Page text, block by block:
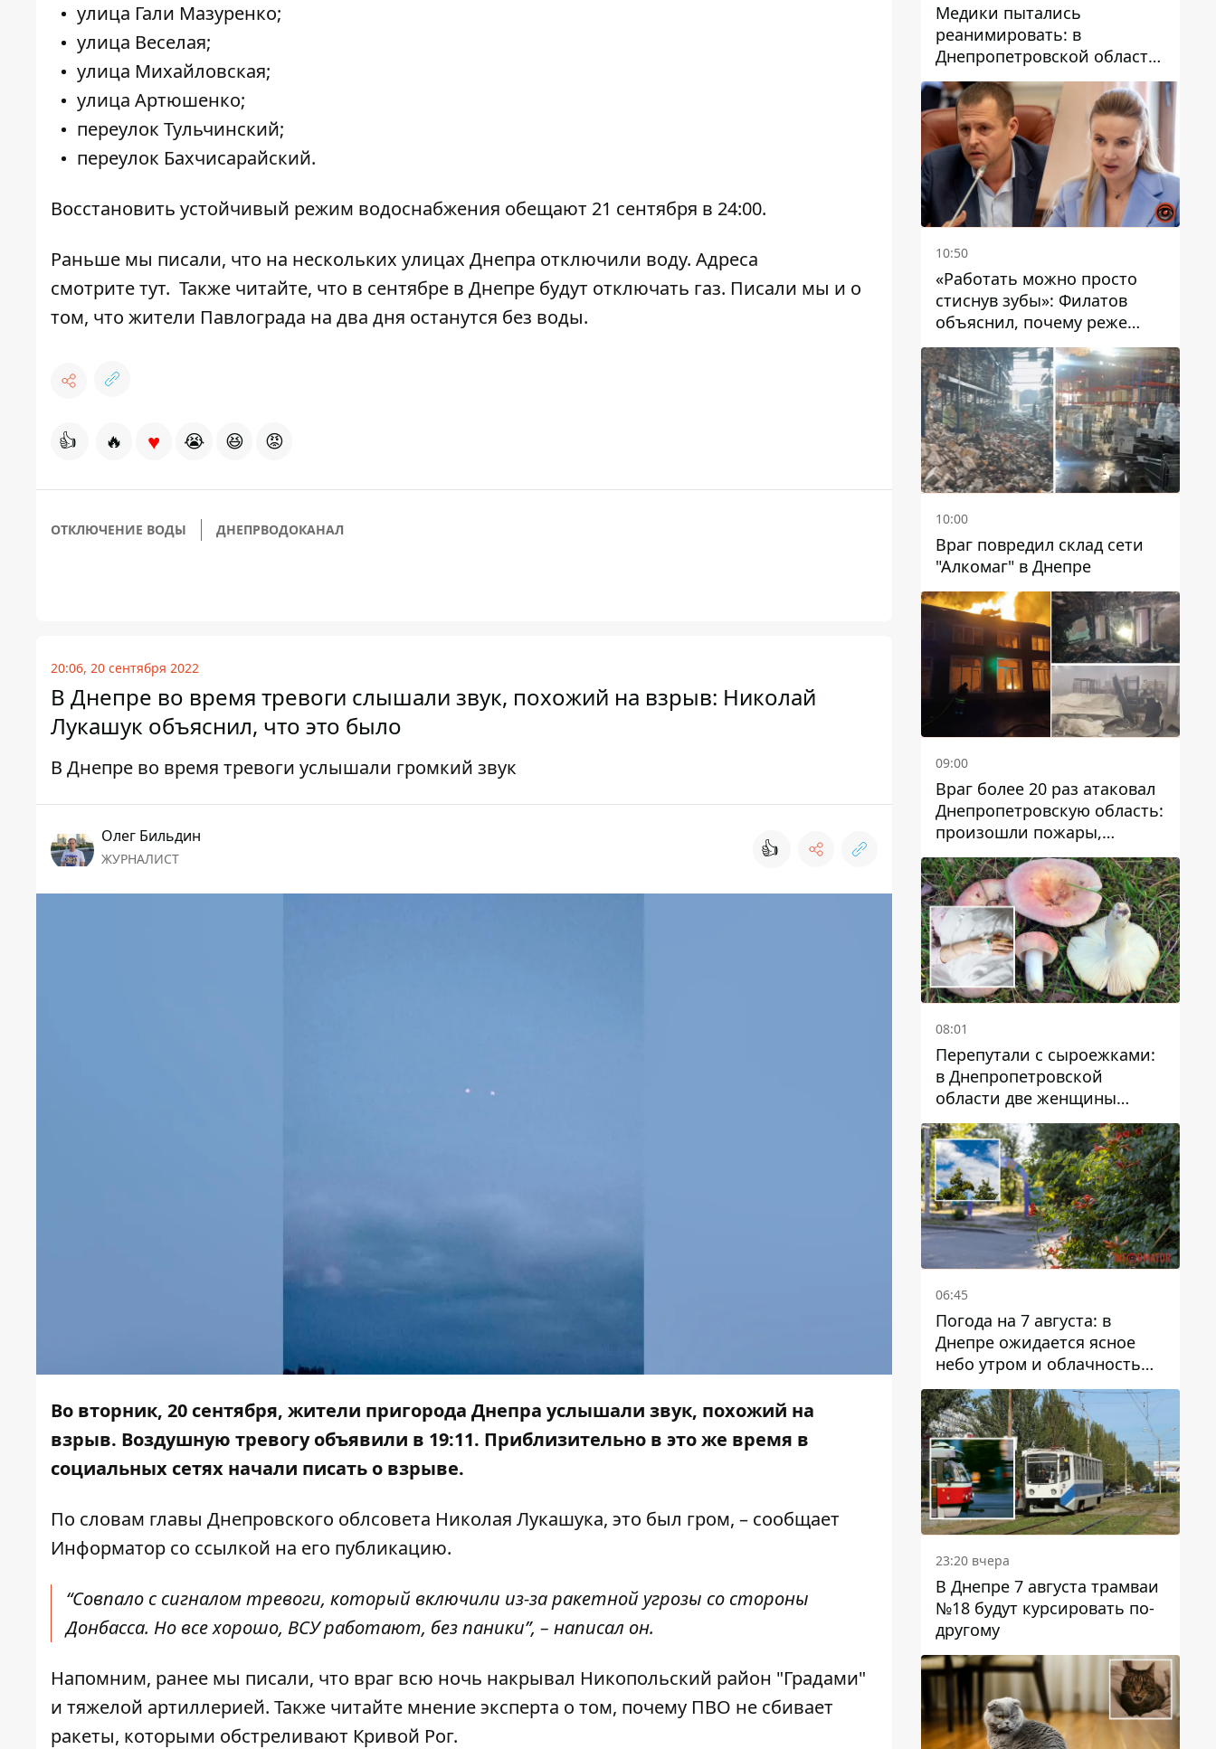
улица Гали Мазуренко;
улица Веселая;
улица Михайловская;
улица Артюшенко;
переулок Тульчинский;
переулок Бахчисарайский.
Восстановить устойчивый режим водоснабжения обещают 21 сентября в 24:00.
Раньше мы писали, что на нескольких улицах Днепра отключили воду. Адреса
смотритетут. Также читайте, что в сентябре в Днепре будут отключать газ. Писали мы и о
том, что жители Павлограда на два дня останутся без воды.
👍 🔥 ♥ 😭 😆 😡
ОТКЛЮЧЕНИЕ ВОДЫ ДНЕПРВОДОКАНАЛ
20:06, 20 сентября 2022
В Днепре во время тревоги слышали звук, похожий на взрыв: Николай
Лукашук объяснил, что это было
В Днепре во время тревоги услышали громкий звук
Олег Бильдин
ЖУРНАЛИСТ 👍
Во вторник, 20 сентября, жители пригорода Днепра услышали звук, похожий на
взрыв. Воздушную тревогуобъявили в 19:11. Приблизительно в это же время в
социальных сетях начали писать о взрыве.
По словам главы Днепровского облсовета Николая Лукашука, это был гром, – сообщает
Информатор со ссылкой на его публикацию.
“Совпало с сигналом тревоги, который включили из-за ракетной угрозы со стороны
Донбасса. Но все хорошо, ВСУ работают, без паники”, – написал он.
Напомним, ранее мы писали, что враг всю ночь накрывал Никопольский район "Градами"
и тяжелой артиллерией. Также читайте мнение эксперта о том, почему ПВО не сбивает
ракеты, которыми обстреливают Кривой Рог.
Медики пытались
реанимировать: в
Днепропетровской области
двухлетний мальчик утонул
в бассейне
10:50
«Работать можно просто
стиснув зубы»: Филатов
объяснил, почему реже
пишет в соцсетях и
раскритиковал медийность
чиновников
10:00
Враг повредил склад сети
"Алкомаг" в Днепре
09:00
Враг более 20 раз атаковал
Днепропетровскую область:
произошли пожары,
повреждены дома,
инфраструктура и авто
08:01
Перепутали с сыроежками:
в Днепропетровской
области две женщины
отравились грибами
06:45
Погода на 7 августа: в
Днепре ожидается ясное
небо утром и облачность
после обеда
23:20 вчера
В Днепре 7 августа трамваи
№18 будут курсировать по-
другому